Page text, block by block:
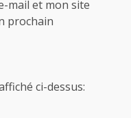
mail et mon site
prochain
ci-dessus: